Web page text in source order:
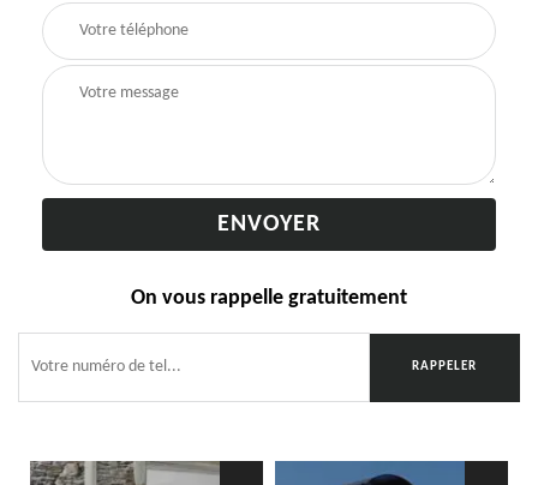
On vous rappelle gratuitement